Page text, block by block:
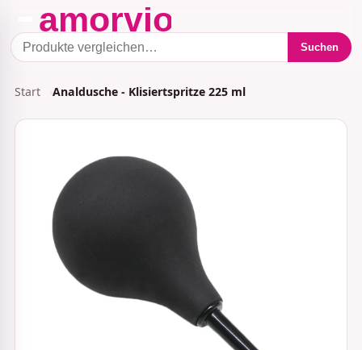
Suchen
Start Analdusche - Klisiertspritze 225 ml